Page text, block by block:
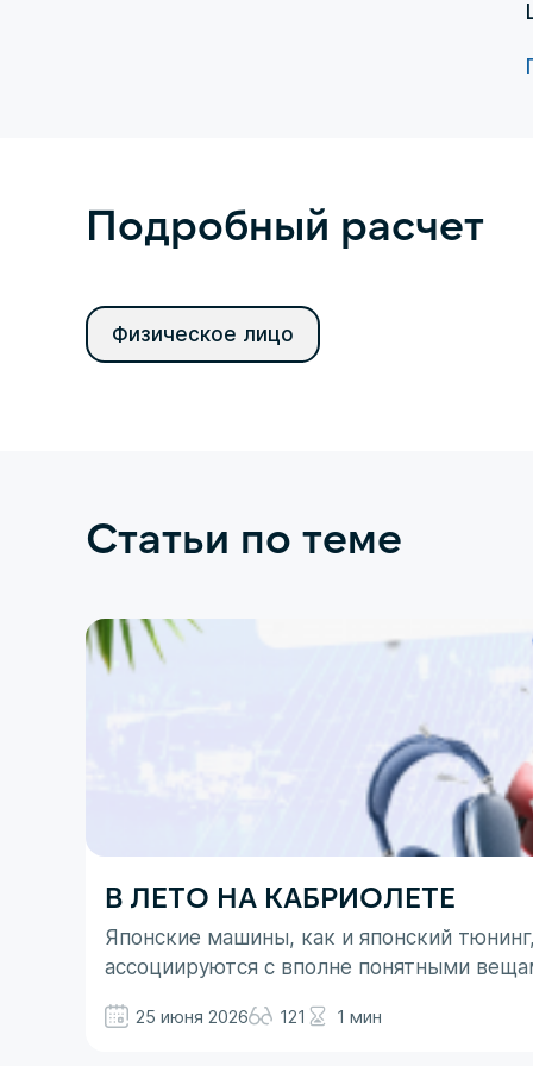
Подробный расчет
Физическое лицо
Статьи по теме
В ЛЕТО НА КАБРИОЛЕТЕ
Японские машины, как и японский
ассоциируются с вполне понятными
25 июня 2026 121 1 мин